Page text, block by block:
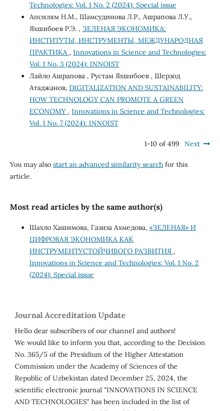
Technologies: Vol. 1 No. 2 (2024): Special issue
Апсилям Н.М., Шамсудинова Л.Р., Ашрапова Л.У.,
Яхшибоев Р.Э. , ЗЕЛЕНАЯ ЭКОНОМИКА:
ИНСТИТУТЫ, ИНСТРУМЕНТЫ, МЕЖДУНАРОДНАЯ
ПРАКТИКА , Innovations in Science and Technologies:
Vol. 1 No. 3 (2024): INNOIST
Лайло Ашрапова , Рустам Яхшибоев , Шерзод
Атаджанов, DIGITALIZATION AND SUSTAINABILITY:
HOW TECHNOLOGY CAN PROMOTE A GREEN
ECONOMY , Innovations in Science and Technologies:
Vol. 1 No. 7 (2024): INNOIST
1-10 of 499 Next
You may also start an advanced similarity searchfor this
article.
Most read articles by the same author(s)
Шахло Хашимова, Газиза Ахмедова, «ЗЕЛЕНАЯ» И
ЦИФРОВАЯ ЭКОНОМИКА КАК
ИНСТРУМЕНТУСТОЙЧИВОГО РАЗВИТИЯ ,
Innovations in Science and Technologies: Vol. 1 No. 2
(2024): Special issue
Journal Accreditation Update
Hello dear subscribers of our channel and authors!
We would like to inform you that, according to the Decision
No. 365/5 of the Presidium of the Higher Attestation
Commission under the Academy of Sciences of the
Republic of Uzbekistan dated December 25, 2024, the
scientific electronic journal "INNOVATIONS IN SCIENCE
AND TECHNOLOGIES" has been included in the list of